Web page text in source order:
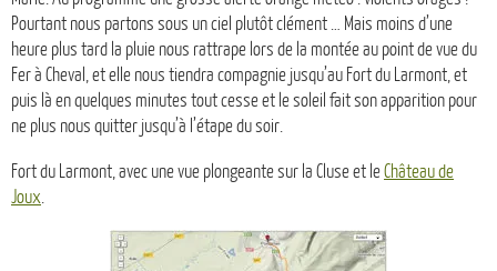
Pourtant nous partons sous un ciel plutôt clément … Mais moins d’une
heure plus tard la pluie nous rattrape lors de la montée au point de vue du
Fer à Cheval, et elle nous tiendra compagnie jusqu’au Fort du Larmont, et
puis là en quelques minutes tout cesse et le soleil fait son apparition pour
ne plus nous quitter jusqu’à l’étape du soir.
Fort du Larmont, avec une vue plongeante sur la Cluse et leChâteau de
Joux.